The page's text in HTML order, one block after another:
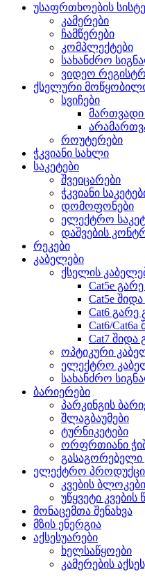
უსაფრთხოების
კამერები
ჩამწერები
კომპლექტები
სახანძრო
ვიდეო
ქსელური
სვიჩები
მართვადი
როუტერები
ჭკვიანი სახლი
საკეტები
შვეიცარები
ჭკვიანი
დომოფონები
ელექტრო
დაშვების
რეკები
კაბელები
ქსელის
Cat5e
Cat5e
Cat6 გარე
Cat6/Cat6a
Cat7 შიდა
ოპტიკური
ელექტრო
სახანძრო
ბარიერები
პარკინგის
შლაგბაუმები
ტურნიკეტები
ორფრთიანი
გასაგორებელი
ელექტრო
კვების ბლოკები
უწყვეტი კვების
მონაცემთა შენახვა
მზის ენერგია
აქსესუარები
ხელსაწყოები
კამერების